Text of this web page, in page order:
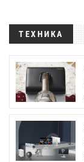
ТЕХНИКА